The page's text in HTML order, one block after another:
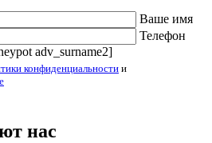
Ваше имя
Телефон
adv_surname2]
конфиденциальности и
нас